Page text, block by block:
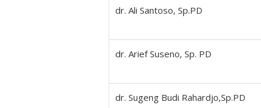
dr. Ali Santoso, Sp.PD
dr. Arief Suseno, Sp. PD
dr. Sugeng Budi Rahardjo,Sp.PD